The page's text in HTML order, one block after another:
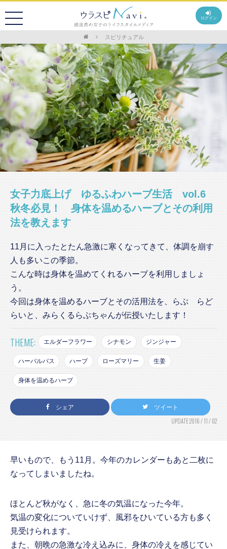
ログイン
スピリチュアル
女子力底上げ ゆるふわハーブ生活 vol.6
秋冬必見！ 身体を温めるハーブとその利用
法を教えます
11月に入ったとたん急激に寒くなってきて、体調を崩す
人も多いこの季節。
こんな時は身体を温めてくれるハーブを利用しましょ
う。
今回は身体を温めるハーブとその活用法を、らぶ らど
らいと、みらくるらぶちゃんが伝授いたします！
THEME: エルダーフラワー シナモン ジンジャー
ハーバルバス ハーブ ローズマリー 生姜
身体を温めるハーブ
シェア ツイート
UPDATE:2016 / 11 / 02
早いもので、もう11月。今年のカレンダーもあと二枚に
なってしまいましたね。
ほとんど秋がなく、急に冬の気温になった今年。
気温の変化についていけず、風邪をひいている方も多く
見受けられます。
また、朝晩の急激な冷え込みに、身体の冷えを感じてい